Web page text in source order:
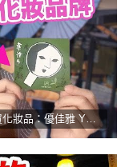
【日本美妝】日本人的美肌秘訣！京都必買化妝品：優佳雅 YOJIYA！！